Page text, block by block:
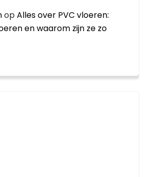
opAlles over PVC vloeren:
en waarom zijn ze zo